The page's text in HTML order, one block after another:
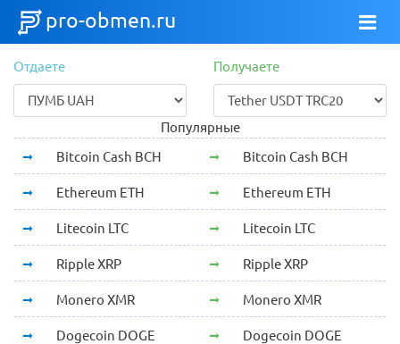
pro-obmen.ru
Отдаете Получаете
Популярные
Bitcoin Cash BCH
Bitcoin Cash BCH
Ethereum ETH Ethereum ETH
Litecoin LTC Litecoin LTC
Ripple XRP Ripple XRP
Monero XMR Monero XMR
Dogecoin DOGE Dogecoin DOGE